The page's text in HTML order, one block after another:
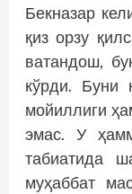
Бекназар
қиз орзу
ватандош,
кўрди. Буни
мойиллиги
эмас. У
табиатида
муҳаббат